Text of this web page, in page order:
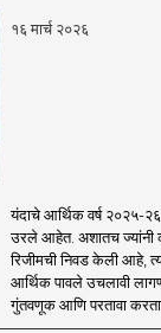
१६ मार्च २०२६
यंदाचे आर्थिक वर्ष २०२५-
उरले आहेत. अशातच ज्यांनी
रिजीमची निवड केली आहे,
आर्थिक पावले उचलावी
गुंतवणूक आणि परतावा